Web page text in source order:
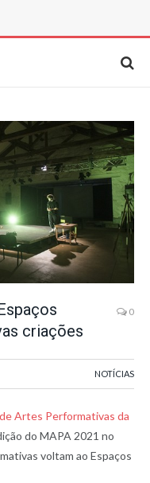
criações
0
NOTÍCIAS
Artes Performativas da
do MAPA 2021 no
voltam ao Espaços